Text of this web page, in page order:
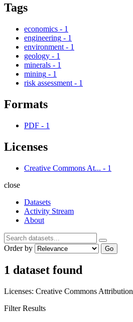
Tags
economics - 1
engineering - 1
environment - 1
geology - 1
minerals - 1
mining - 1
risk assessment - 1
Formats
PDF - 1
Licenses
Creative Commons At... - 1
close
Datasets
Activity Stream
About
Order by Go
1 dataset found
Licenses: Creative Commons Attribution
Filter Results